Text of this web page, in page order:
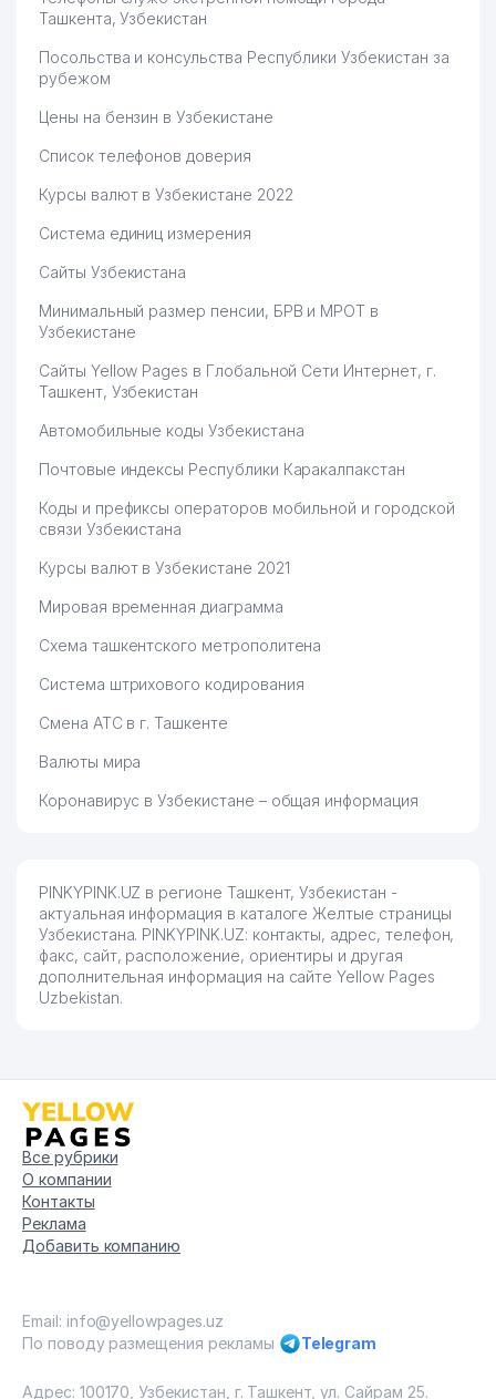
Ташкента, Узбекистан
Посольства и консульства Республики Узбекистан за
рубежом
Цены на бензин в Узбекистане
Список телефонов доверия
Курсы валют в Узбекистане 2022
Система единиц измерения
Сайты Узбекистана
Минимальный размер пенсии, БРВ и МРОТ в
Узбекистане
Сайты Yellow Pages в Глобальной Сети Интернет, г.
Ташкент, Узбекистан
Автомобильные коды Узбекистана
Почтовые индексы Республики Каракалпакстан
Коды и префиксы операторов мобильной и городской
связи Узбекистана
Курсы валют в Узбекистане 2021
Мировая временная диаграмма
Схема ташкентского метрополитена
Система штрихового кодирования
Смена АТС в г. Ташкенте
Валюты мира
Коронавирус в Узбекистане – общая информация
PINKYPINK.UZ в регионе Ташкент, Узбекистан -
актуальная информация в каталоге Желтые страницы
Узбекистана. PINKYPINK.UZ: контакты, адрес, телефон,
факс, сайт, расположение, ориентиры и другая
дополнительная информация на сайте Yellow Pages
Uzbekistan.
Все рубрики
О компании
Контакты
Реклама
Добавить компанию
Email: info@yellowpages.uz
По поводу размещения рекламы
Telegram
Адрес: 100170, Узбекистан, г. Ташкент, ул. Сайрам 25.